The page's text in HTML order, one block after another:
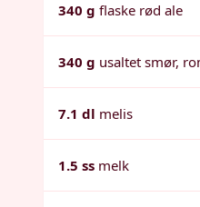
340 g flaske rød ale
340 g usaltet smør,
7.1 dl melis
1.5 ss melk